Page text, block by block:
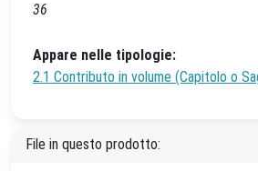
36
Appare nelle tipologie:
2.1 Contributo in volume (Capitolo o
File in questo prodotto: